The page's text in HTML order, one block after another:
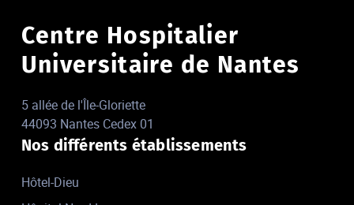
Centre Hospitalier
Universitaire de Nantes
5 allée de l'Île-Gloriette
44093 Nantes Cedex 01
Nos différents établissements
Hôtel-Dieu